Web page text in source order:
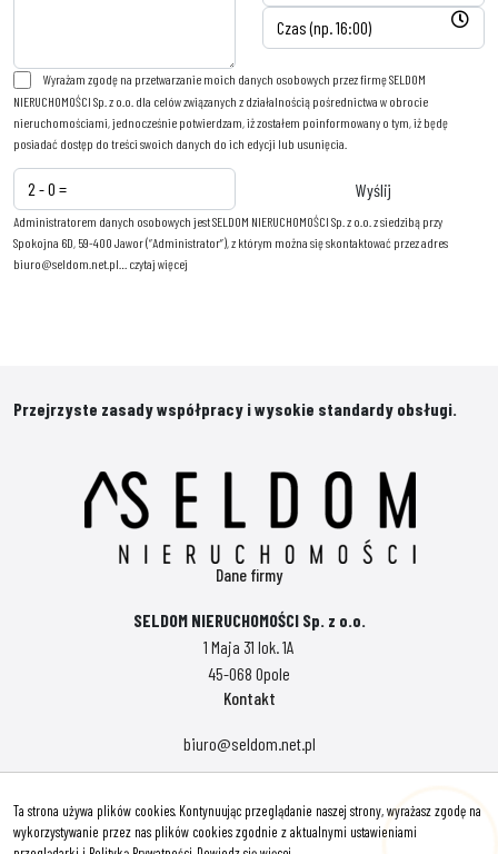
Wyrażam zgodę na przetwarzanie moich danych osobowych przez firmę SELDOM
NIERUCHOMOŚCI Sp. z o.o. dla celów związanych z działalnością pośrednictwa w obrocie
nieruchomościami, jednocześnie potwierdzam, iż zostałem poinformowany o tym, iż będę
posiadać dostęp do treści swoich danych do ich edycji lub usunięcia.
Administratorem danych osobowych jest SELDOM NIERUCHOMOŚCI Sp. z o.o. z siedzibą przy
Spokojna 6D, 59-400 Jawor (“Administrator”), z którym można się skontaktować przez adres
biuro@seldom.net.pl… czytaj więcej
Przejrzyste zasady współpracy i wysokie standardy obsługi.
Dane firmy
SELDOM NIERUCHOMOŚCI Sp. z o.o.
1 Maja 31 lok. 1A
45-068 Opole
Kontakt
biuro@seldom.net.pl
Polityka prywatności
Znajdziesz nas tu
Ta strona używa plików cookies. Kontynuując przeglądanie naszej strony, wyrażasz zgodę na
wykorzystywanie przez nas plików cookies zgodnie z aktualnymi ustawieniami